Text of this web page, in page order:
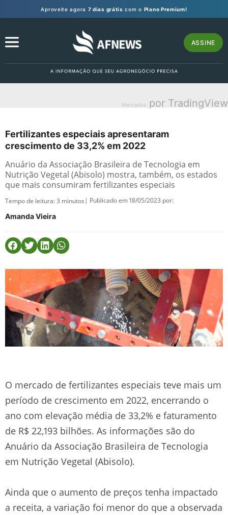
Aproveite agora 7 dias grátis com o Plano Premium!
ASSINE
Mercados por TradingView
Fertilizantes especiais apresentaram
crescimento de 33,2% em 2022
Anuário da Associação Brasileira de Tecnologia em
Nutrição Vegetal (Abisolo) mostra, também, os estados
que mais consumiram fertilizantes especiais
Tempo de leitura:3 minutos | Publicado em 18/05/2023 por:
Amanda Vieira
O mercado de fertilizantes especiais teve mais um
período de crescimento em 2022, encerrando o
ano com elevação média de 33,2% e faturamento
de R$ 22,193 bilhões. As informações são do
Anuário da Associação Brasileira de Tecnologia
em Nutrição Vegetal (Abisolo).
Ainda que o aumento de preços tenha impactado
a receita, a variação foi menor do que a observada